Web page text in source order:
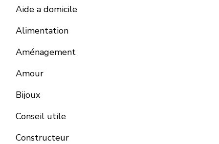
Aide a domicile
Alimentation
Aménagement
Amour
Bijoux
Conseil utile
Constructeur